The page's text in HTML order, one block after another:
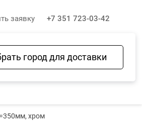
город для доставки
заявку +7 351 723-03-42
Сравнение Корзина
В КОРЗИНУ
хром